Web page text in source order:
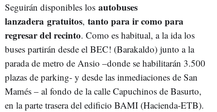
Seguirán disponibles los autobuses
lanzadera gratuitos, tanto para ir como para
regresar del recinto. Como es habitual, a la ida los
buses partirán desde el BEC! (Barakaldo) junto a la
parada de metro de Ansio –donde se habilitarán 3.500
plazas de parking- y desde las inmediaciones de San
Mamés – al fondo de la calle Capuchinos de Basurto,
en la parte trasera del edificio BAMI (Hacienda-ETB).